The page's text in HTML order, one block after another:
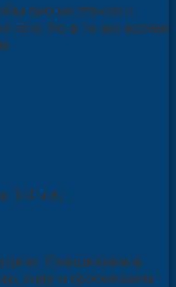
оно не стекло с
нем. Но в то же время
1/4 ч.л.;
Смешиваем в
соду и просеиваем